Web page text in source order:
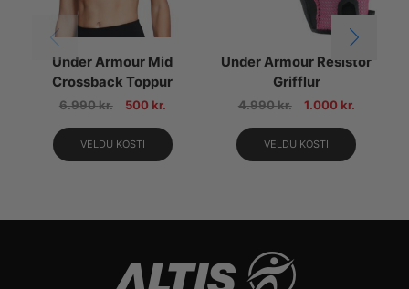
Under Armour Mid
Crossback Toppur
6.990kr. 500 kr.
VELDU KOSTI
Under Armour Resistor
Grifflur
4.990kr. 1.000 kr.
VELDU KOSTI